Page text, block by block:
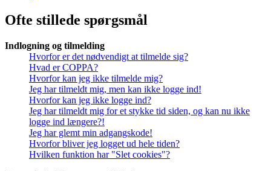
Ofte stillede spørgsmål
Indlogning og tilmelding
Hvorfor er det nødvendigt at tilmelde sig?
Hvad er COPPA?
Hvorfor kan jeg ikke tilmelde mig?
Jeg har tilmeldt mig, men kan ikke logge ind!
Hvorfor kan jeg ikke logge ind?
Jeg har tilmeldt mig for et stykke tid siden, og kan nu ikke
logge ind længere?!
Jeg har glemt min adgangskode!
Hvorfor bliver jeg logget ud hele tiden?
Hvilken funktion har "Slet cookies"?